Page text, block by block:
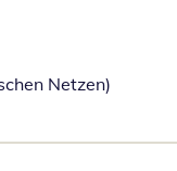
Netzen)